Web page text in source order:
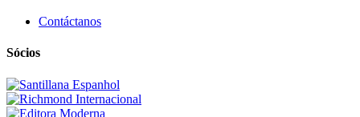
Contáctanos
Sócios